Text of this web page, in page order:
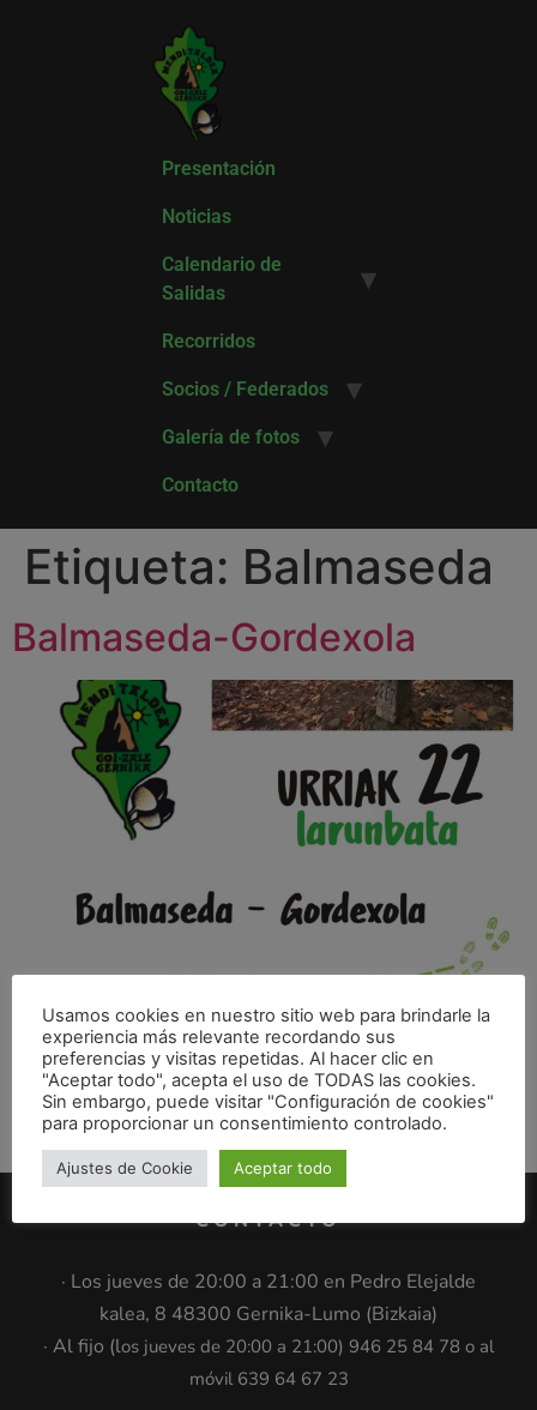
Presentación
Noticias
Calendario de
Salidas
Recorridos
Socios / Federados
Galería de fotos
Contacto
Etiqueta: Balmaseda
Balmaseda-Gordexola
Balmaseda-Trasmosomos-Ilso-Gordexola octubre 22 @
7:30 am – 5:00 pm Precio: Socios: 12€ El resto: 15€
Salida: a las 7:30 de la estación de autobuses de
Gernika. El recorrido será de […]
CONTACTO
· Los jueves de 20:00 a 21:00 en Pedro Elejalde
kalea, 8 48300 Gernika-Lumo (Bizkaia)
· Al fijo (los jueves de 20:00 a 21:00) 946 25 84 78 o al
móvil 639 64 67 23
Usamos cookies en nuestro sitio web para brindarle la
experiencia más relevante recordando sus
preferencias y visitas repetidas. Al hacer clic en
"Aceptar todo", acepta el uso de TODAS las cookies.
Sin embargo, puede visitar "Configuración de cookies"
para proporcionar un consentimiento controlado.
Ajustes de Cookie Aceptar todo